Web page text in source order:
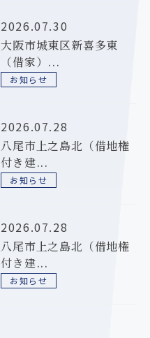
2026.07.30
大阪市城東区新喜多東
（借家）...
お知らせ
2026.07.28
八尾市上之島北（借地権
付き建...
お知らせ
2026.07.28
八尾市上之島北（借地権
付き建...
お知らせ